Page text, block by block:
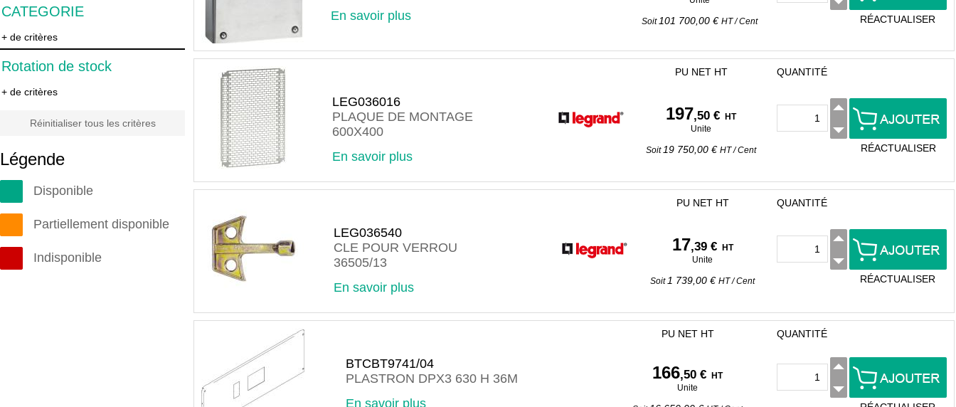
CATEGORIE
+ de critères
Rotation de stock
+ de critères
Réinitialiser tous les critères
Légende
Disponible
Partiellement disponible
Indisponible
En savoir plus
Soit 101 700,00 € HT/Cent RÉACTUALISER
LEG036016
PLAQUE DE MONTAGE
600X400
En savoir plus
PU NET HT
197,50 €
HT
Unite
Soit 19 750,00 € HT/Cent
QUANTITÉ
RÉACTUALISER
LEG036540
CLE POUR VERROU
36505/13
En savoir plus
PU NET HT
17,39 €
HT
Unite
Soit1 739,00 € HT/Cent
QUANTITÉ
RÉACTUALISER
BTCBT9741/04
PLASTRON DPX3 630 H 36M
En savoir plus
PU NET HT
166,50 €
HT
Unite
QUANTITÉ